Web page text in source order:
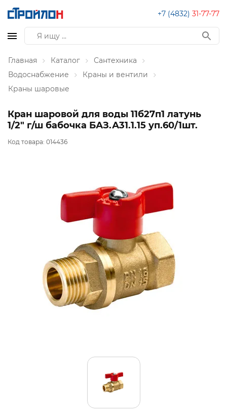
+7 (4832) 31-77-77
Главная Каталог
Сантехника
Водоснабжение
Краны и вентили
Краны шаровые
Кран шаровой для воды 11б27п1 латунь
1/2" г/ш бабочка БАЗ.А31.1.15 уп.60/1шт.
Код товара: 014436